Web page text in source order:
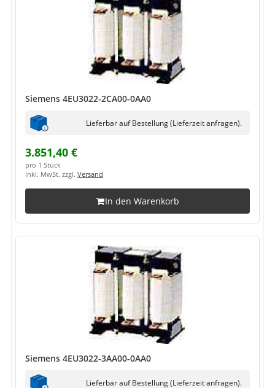
Siemens 4EU3022-2CA00-0AA0
Lieferbar auf Bestellung (Lieferzeit anfragen).
3.851,40 €
pro 1 Stück
inkl. MwSt. zzgl. Versand
In den Warenkorb
Siemens 4EU3022-3AA00-0AA0
Lieferbar auf Bestellung (Lieferzeit anfragen).